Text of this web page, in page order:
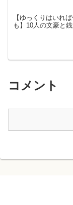
【ゆっくりはいれ
も】10人の文豪と
コメント